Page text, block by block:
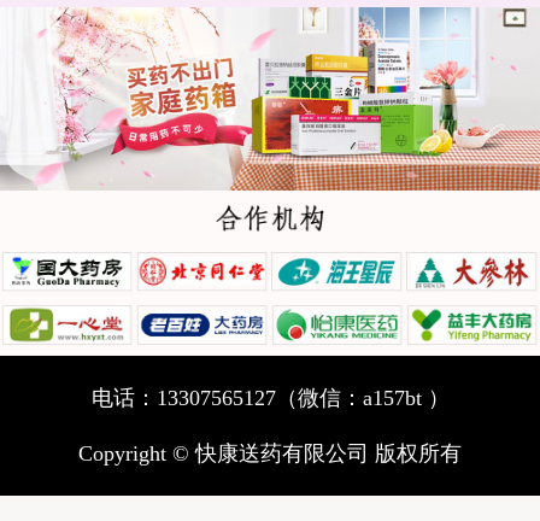
电话：13307565127（微信：a157bt ）
Copyright © 快康送药有限公司 版权所有